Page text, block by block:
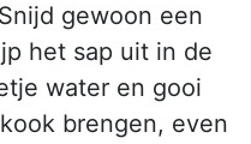
gewoon een
het sap uit in de
water en gooi
brengen, even